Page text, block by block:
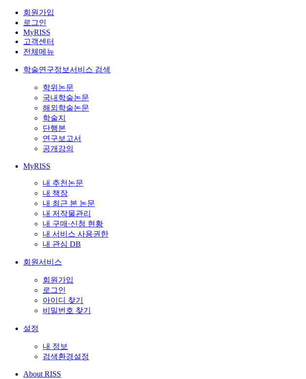
회원가입
로그인
MyRISS
고객센터
전체메뉴
학술연구정보서비스 검색
학위논문
국내학술논문
해외학술논문
학술지
단행본
연구보고서
공개강의
MyRISS
내 추천논문
내 책장
내 최근 본 논문
내 저작물관리
내 구매·신청 현황
내 서비스 사용권한
내 관심 DB
회원서비스
회원가입
로그인
아이디 찾기
비밀번호 찾기
설정
내 정보
검색환경설정
About RISS